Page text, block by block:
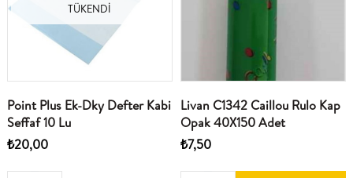
TÜKENDI
Point Plus Ek-Dky Defter Kabi
Seffaf 10 Lu
₺20,00
Livan C1342 Caillou Rulo Kap
Opak 40X150 Adet
₺7,50